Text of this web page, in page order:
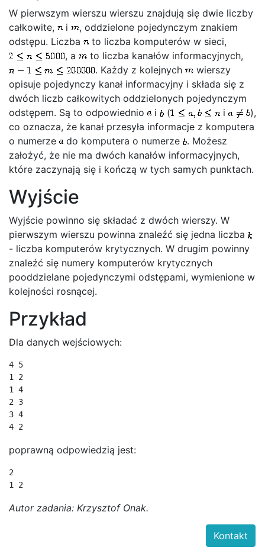
W pierwszym wierszu wierszu znajdują się dwie liczby
całkowite,
i
, oddzielone pojedynczym znakiem
odstępu. Liczba
to liczba komputerów w sieci,
, a
to liczba kanałów informacyjnych,
. Każdy z kolejnych
wierszy
opisuje pojedynczy kanał informacyjny i składa się z
dwóch liczb całkowitych oddzielonych pojedynczym
odstępem. Są to odpowiednio
i ( i
),
co oznacza, że kanał przesyła informacje z komputera
o numerze
do komputera o numerze
. Możesz
założyć, że nie ma dwóch kanałów informacyjnych,
które zaczynają się i kończą w tych samych punktach.
Wyjście
Wyjście powinno się składać z dwóch wierszy. W
pierwszym wierszu powinna znaleźć się jedna liczba
- liczba komputerów krytycznych. W drugim powinny
znaleźć się numery komputerów krytycznych
pooddzielane pojedynczymi odstępami, wymienione w
kolejności rosnącej.
Przykład
Dla danych wejściowych:
4 5
1 2
1 4
2 3
3 4
poprawną odpowiedzią jest:
2
Autor zadania: Krzysztof Onak.
Kontakt